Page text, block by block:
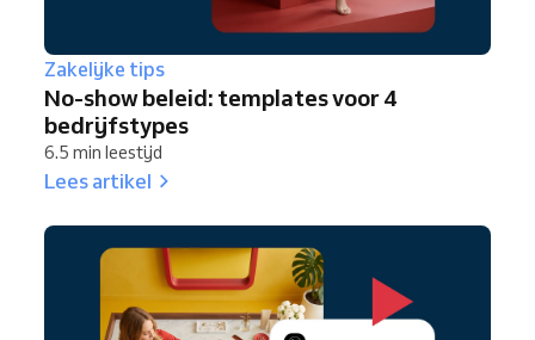
Zakelijke tips
No-show beleid: templates voor 4
bedrijfstypes
6.5 min leestijd
Lees artikel